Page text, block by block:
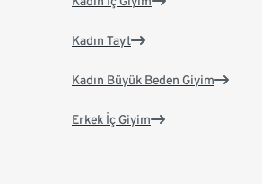
Kadın Tayt
Kadın Büyük Beden Giyim
Erkek İç Giyim